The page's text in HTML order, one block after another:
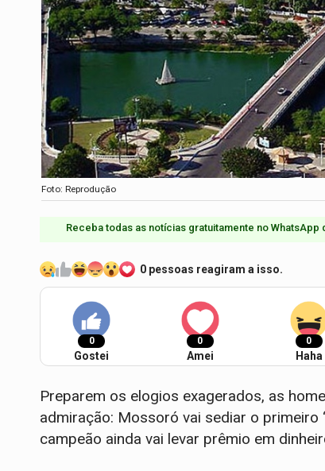
Foto: Reprodução
Receba todas as notícias gratuitamente no WhatsApp
0 pessoas reagiram a isso.
0
Gostei
0
Amei
0
Haha
Preparem os elogios exagerados, as
admiração: Mossoró vai sediar o primeiro
campeão ainda vai levar prêmio em